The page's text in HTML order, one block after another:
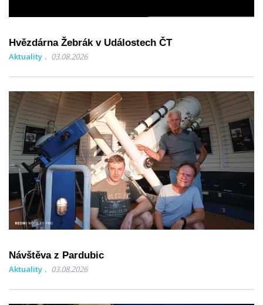
Hvězdárna Žebrák v Událostech ČT
Aktuality 03.08.2026
Návštěva z Pardubic
Aktuality 03.08.2026